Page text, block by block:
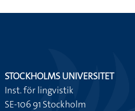
STOCKHOLMS UNIVERSITET
Inst. för lingvistik
SE-106 91 Stockholm